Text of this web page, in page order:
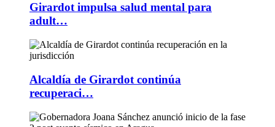
Girardot impulsa salud mental para
adult…
Alcaldía de Girardot continúa
recuperaci…